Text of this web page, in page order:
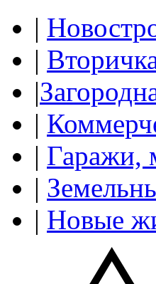
|
|
|
|
| Гаражи,
|
| Новые